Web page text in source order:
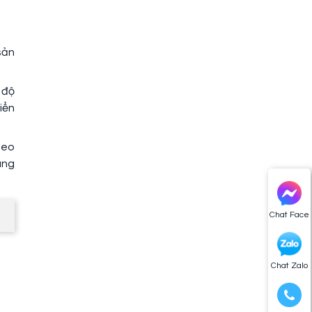
Chat Face
Chat Zalo